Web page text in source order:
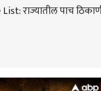
राज्यातील पाच